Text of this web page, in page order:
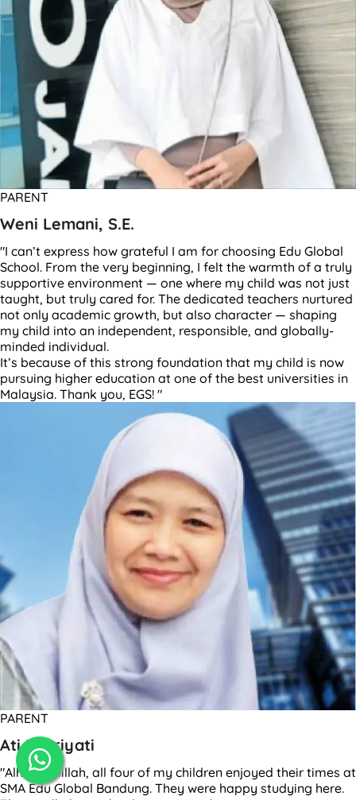
PARENT
Weni Lemani, S.E.
"I can’t express how grateful I am for choosing Edu Global
School. From the very beginning, I felt the warmth of a truly
supportive environment — one where my child was not just
taught, but truly cared for. The dedicated teachers nurtured
not only academic growth, but also character — shaping
my child into an independent, responsible, and globally-
minded individual.
It’s because of this strong foundation that my child is now
pursuing higher education at one of the best universities in
Malaysia. Thank you, EGS! "
PARENT
Ati Fahriyati
"Alhamdulillah, all four of my children enjoyed their times at
SMA Edu Global Bandung. They were happy studying here.